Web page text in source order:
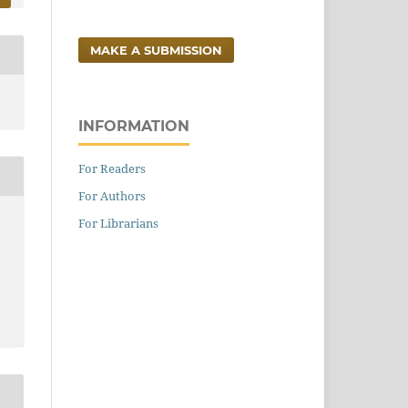
MAKE A SUBMISSION
INFORMATION
For Readers
For Authors
For Librarians